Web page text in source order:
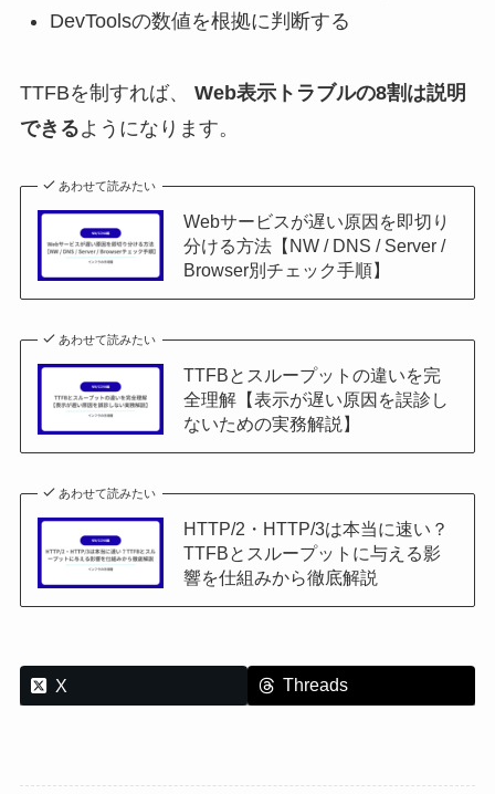
DevToolsの数値を根拠に判断する
TTFBを制すれば、 Web表示トラブルの8割は説明
できるようになります。
あわせて読みたい
Webサービスが遅い原因を即切り
分ける方法【NW / DNS / Server /
Browser別チェック手順】
あわせて読みたい
TTFBとスループットの違いを完
全理解【表示が遅い原因を誤診し
ないための実務解説】
あわせて読みたい
HTTP/2・HTTP/3は本当に速い？
TTFBとスループットに与える影
響を仕組みから徹底解説
X Threads